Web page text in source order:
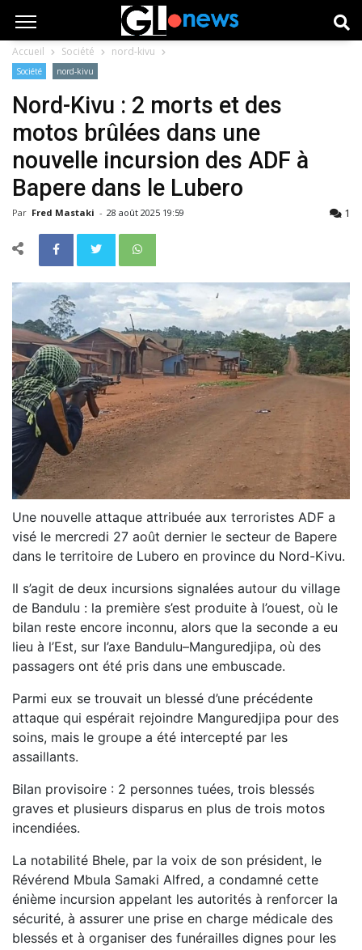
Accueil Société nord-kivu
Société nord-kivu
Nord-Kivu : 2 morts et des
motos brûlées dans une
nouvelle incursion des ADF à
Bapere dans le Lubero
Par Fred Mastaki - 28 août 2025 19:59 1
Une nouvelle attaque attribuée aux terroristes ADF a
visé le mercredi 27 août dernier le secteur de Bapere
dans le territoire de Lubero en province du Nord-Kivu.
Il s’agit de deux incursions signalées autour du village
de Bandulu : la première s’est produite à l’ouest, où le
bilan reste encore inconnu, alors que la seconde a eu
lieu à l’Est, sur l’axe Bandulu–Manguredjipa, où des
passagers ont été pris dans une embuscade.
Parmi eux se trouvait un blessé d’une précédente
attaque qui espérait rejoindre Manguredjipa pour des
soins, mais le groupe a été intercepté par les
assaillants.
Bilan provisoire : 2 personnes tuées, trois blessés
graves et plusieurs disparus en plus de trois motos
incendiées.
La notabilité Bhele, par la voix de son président, le
Révérend Mbula Samaki Alfred, a condamné cette
énième incursion appelant les autorités à renforcer la
sécurité, à assurer une prise en charge médicale des
blessés et à organiser des funérailles dignes pour les